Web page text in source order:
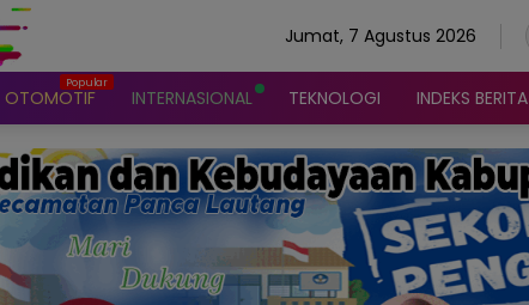
Jumat, 7 Agustus 2026
OTOMOTIF INTERNASIONAL TEKNOLOGI INDEKS BERITA